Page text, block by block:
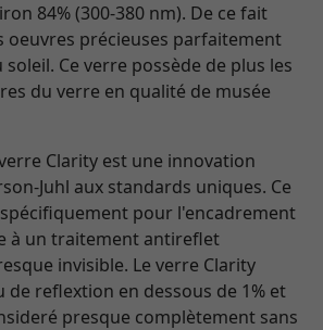
84% (300-380 nm). De ce fait
oeuvres précieuses parfaitement
Ce verre possède de plus les
du verre en qualité de musée
Clarity est une innovation
Juhl aux standards uniques. Ce
pour l'encadrement
à un traitement antireflet
invisible. Le verre Clarity
de reflextion en dessous de 1% et
presque complètement sans